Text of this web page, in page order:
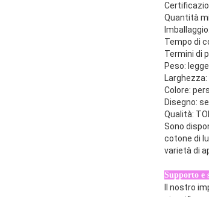
Quantità
Tempo di
Termini di
Peso:
Colore:
Disegno:
Qualità:
Sono
cotone di
varietà di
Supporto e
Il nostro